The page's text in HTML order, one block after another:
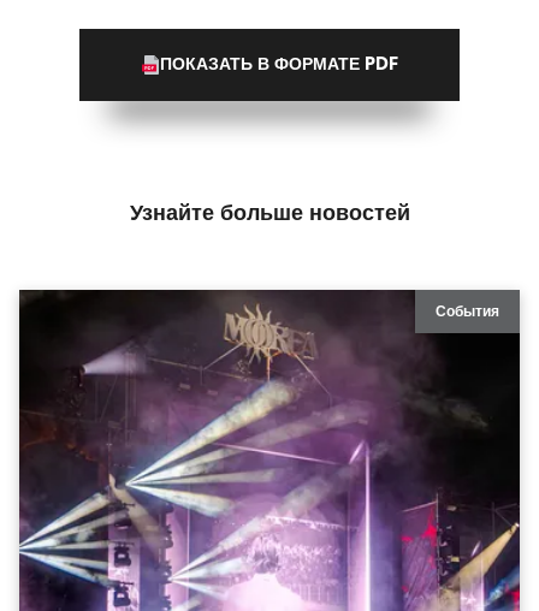
ПОКАЗАТЬ В ФОРМАТЕ PDF
Узнайте больше новостей
События